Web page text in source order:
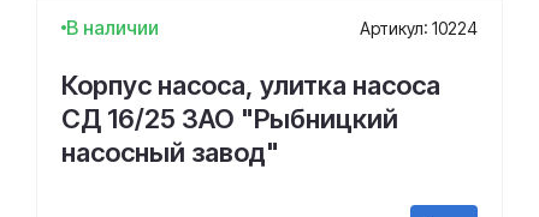
В наличии Артикул: 10224
Корпус насоса, улитка насоса
СД 16/25 ЗАО "Рыбницкий
насосный завод"